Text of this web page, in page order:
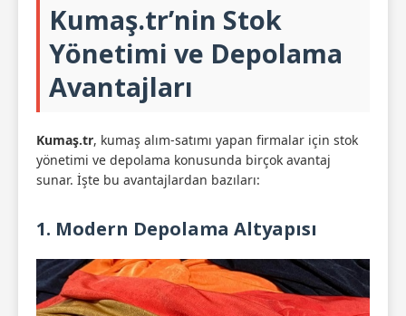
Kumaş.tr’nin Stok
Yönetimi ve Depolama
Avantajları
Kumaş.tr, kumaş alım-satımı yapan firmalar için stok
yönetimi ve depolama konusunda birçok avantaj
sunar. İşte bu avantajlardan bazıları:
1. Modern Depolama Altyapısı